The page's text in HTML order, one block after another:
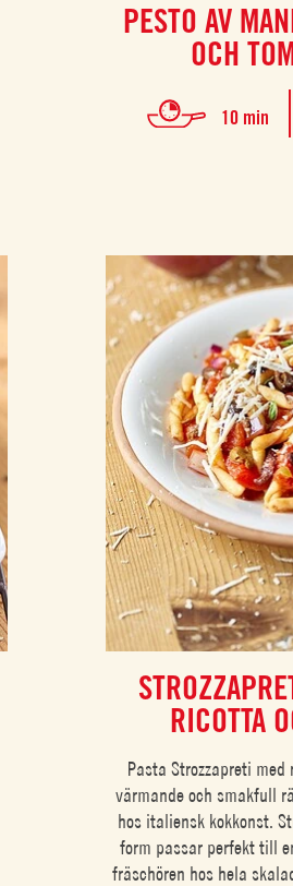
PESTO AV
OCH
10 min
RICOTTA
Pasta Strozzapreti
värmande och smakfull
hos italiensk kokkonst.
form passar perfekt till
fräschören hos hela